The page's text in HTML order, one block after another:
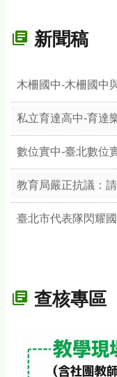
新聞稿
木柵國中-木柵國中
教育局嚴正抗議：
查核專區